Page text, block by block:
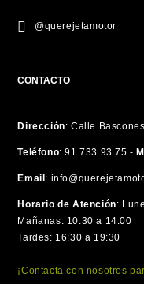
@querejetamotor
CONTACTO
Dirección: Calle
Teléfono: 91 733 93 75 -
Email:
Horario de Atención:
Mañanas: 10:30 a 14:00
Tardes: 16:30 a 19:30
¡Contacta con nosotros